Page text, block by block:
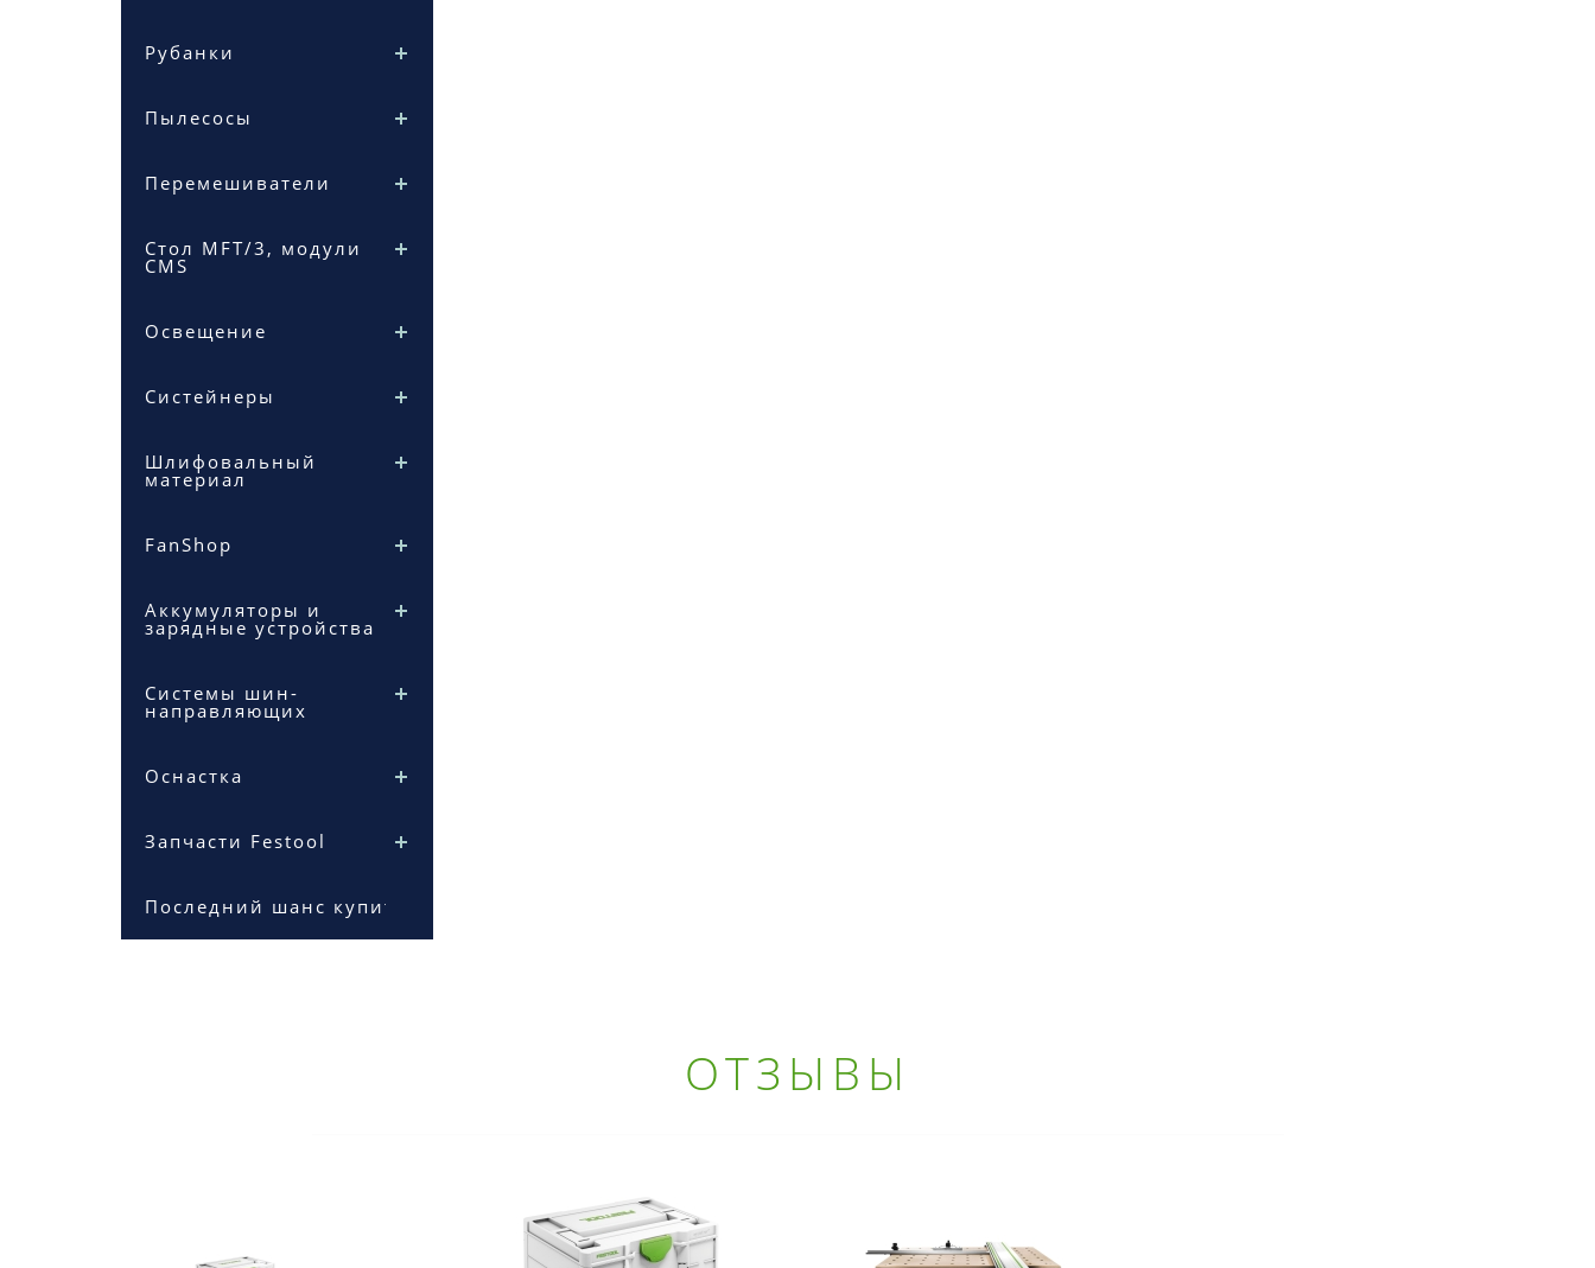
Рубанки
Пылесосы
Перемешиватели
Стол MFT/3, модули
CMS
Освещение
Систейнеры
Шлифовальный
материал
FanShop
Аккумуляторы и
зарядные устройства
Системы шин-
направляющих
Оснастка
Запчасти Festool
Последний шанс купить
ОТЗЫВЫ